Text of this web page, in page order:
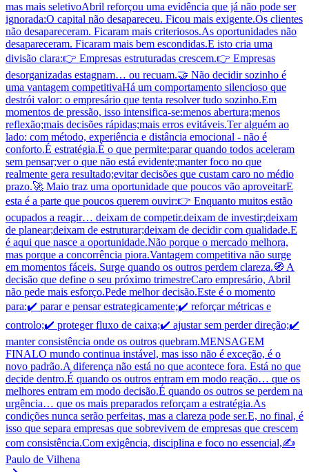
mas mais seletivoAbril reforçou uma evidência que já não pode ser
ignorada:O capital não desapareceu. Ficou mais exigente.Os clientes
não desapareceram. Ficaram mais criteriosos.As oportunidades não
desapareceram. Ficaram mais bem escondidas.E isto cria uma
divisão clara:👉 Empresas estruturadas crescem.👉 Empresas
desorganizadas estagnam… ou recuam.🤝 Não decidir sozinho é
uma vantagem competitivaHá um comportamento silencioso que
destrói valor: o empresário que tenta resolver tudo sozinho.Em
momentos de pressão, isso intensifica-se:menos abertura;menos
reflexão;mais decisões rápidas;mais erros evitáveis.Ter alguém ao
lado: com método, experiência e distância emocional - não é
conforto.É estratégia.É o que permite:parar quando todos aceleram
sem pensar;ver o que não está evidente;manter foco no que
realmente gera resultado;evitar decisões que custam caro no médio
prazo.🚀 Maio traz uma oportunidade que poucos vão aproveitarE
esta é a parte que poucos querem ouvir:👉 Enquanto muitos estão
ocupados a reagir… deixam de competir.deixam de investir;deixam
de planear;deixam de estruturar;deixam de decidir com qualidade.E
é aqui que nasce a oportunidade.Não porque o mercado melhora,
mas porque a concorrência piora.Vantagem competitiva não surge
em momentos fáceis. Surge quando os outros perdem clareza.🧭 A
decisão que define o seu próximo trimestreCaro empresário, Abril
não pede mais esforço.Pede melhor decisão.Este é o momento
para:✔️ parar e pensar estrategicamente;✔️ reforçar métricas e
controlo;✔️ proteger fluxo de caixa;✔️ ajustar sem perder direção;✔️
manter consistência onde os outros quebram.MENSAGEM
FINALO mundo continua instável, mas isso não é exceção, é o
novo padrão.A diferença não está no que acontece fora. Está no que
decide dentro.É quando os outros entram em modo reação… que os
melhores entram em modo decisão.É quando os outros se perdem na
urgência… que os mais preparados reforçam a estratégia.As
condições nunca serão perfeitas, mas a clareza pode ser.E, no final, é
isso que separa empresas que sobrevivem de empresas que crescem
com consistência.Com exigência, disciplina e foco no essencial,✍️
Paulo de Vilhena